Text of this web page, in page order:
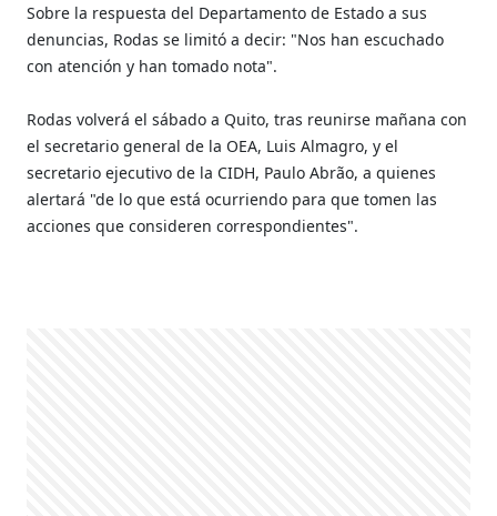
Sobre la respuesta del Departamento de Estado a sus
denuncias, Rodas se limitó a decir: "Nos han escuchado
con atención y han tomado nota".
Rodas volverá el sábado a Quito, tras reunirse mañana con
el secretario general de la OEA, Luis Almagro, y el
secretario ejecutivo de la CIDH, Paulo Abrão, a quienes
alertará "de lo que está ocurriendo para que tomen las
acciones que consideren correspondientes".